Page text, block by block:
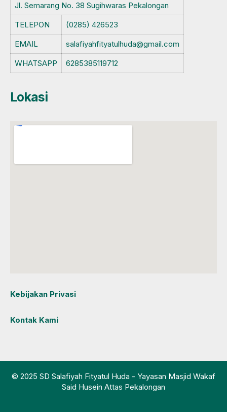
Jl. Semarang No. 38 Sugihwaras Pekalongan
TELEPON
(0285) 426523
EMAIL
salafiyahfityatulhuda@gmail.com
WHATSAPP
6285385119712
Lokasi
Kebijakan Privasi
Kontak Kami
© 2025 SD Salafiyah Fityatul Huda - Yayasan Masjid Wakaf
Said Husein Attas Pekalongan